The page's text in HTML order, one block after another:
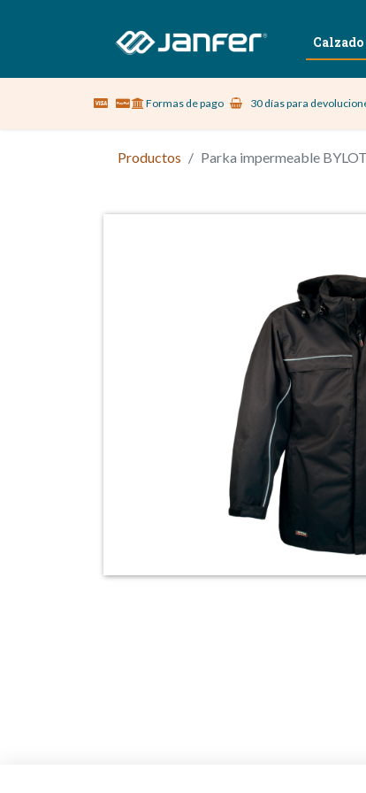
Sobre nosotros Vestuario Laboral
Formas de pago 30 días para
Productos Parka impermeable BYLOT